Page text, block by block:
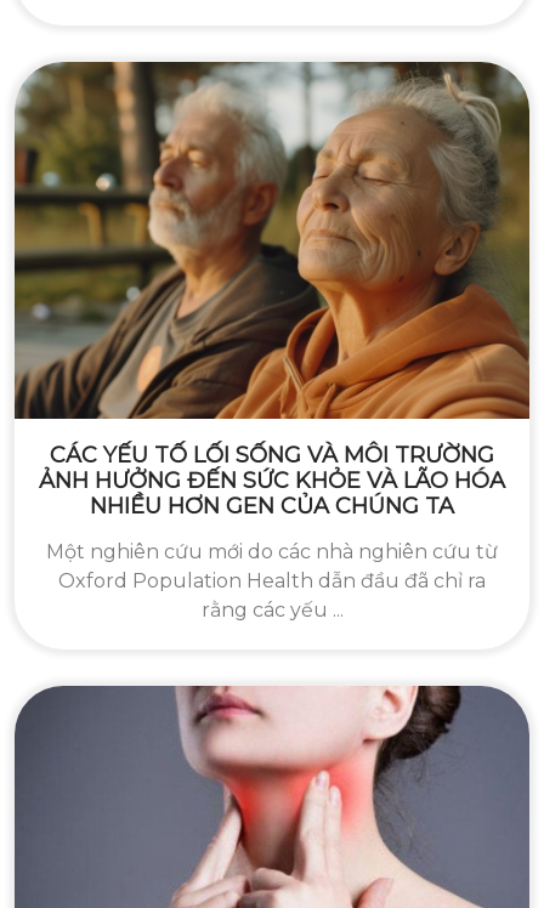
CÁC YẾU TỐ LỐI SỐNG VÀ MÔI TRƯỜNG
ẢNH HƯỞNG ĐẾN SỨC KHỎE VÀ LÃO HÓA
NHIỀU HƠN GEN CỦA CHÚNG TA
Một nghiên cứu mới do các nhà nghiên cứu từ
Oxford Population Health dẫn đầu đã chỉ ra
rằng các yếu ...